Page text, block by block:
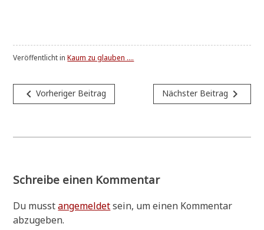
Veröffentlicht inKaum zu glauben ....
Beitragsnavigation
navigate_beforeVorheriger Beitrag Nächster Beitrag navigate_next
Schreibe einen Kommentar
Du musstangemeldetsein, um einen Kommentar
abzugeben.